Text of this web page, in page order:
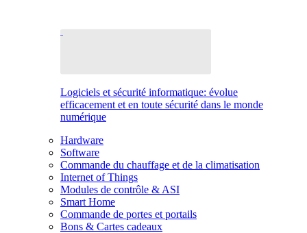
Logiciels et sécurité informatique: évolue
efficacement et en toute sécurité dans le monde
numérique
Hardware
Software
Commande du chauffage et de la climatisation
Internet of Things
Modules de contrôle & ASI
Smart Home
Commande de portes et portails
Bons & Cartes cadeaux